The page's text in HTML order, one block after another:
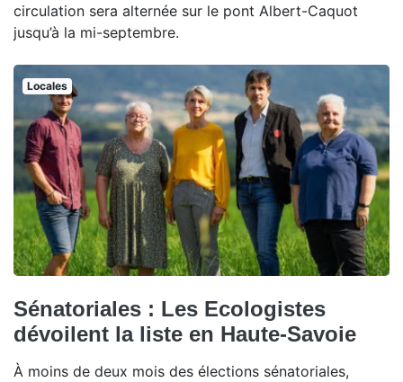
circulation sera alternée sur le pont Albert-Caquot
jusqu’à la mi-septembre.
Locales
Sénatoriales : Les Ecologistes
dévoilent la liste en Haute-Savoie
À moins de deux mois des élections sénatoriales,